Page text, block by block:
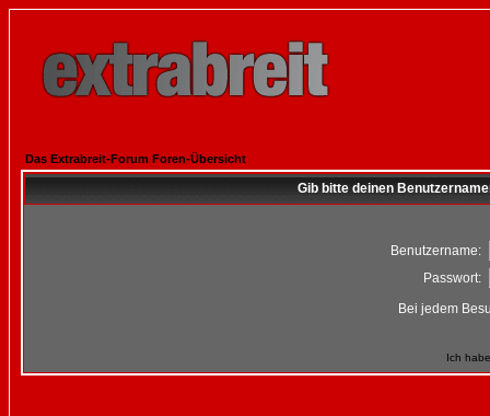
Das Extrabreit-Forum Foren-Übersicht
Gib bitte deinen
Benutzername:
Passwort:
Bei jedem
Ich